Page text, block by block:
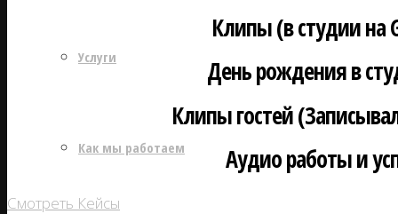
Услуги
Как мы работаем
Клипы (в студии на
День рождения в
Клипы гостей
Аудио работы и
Смотреть Кейсы